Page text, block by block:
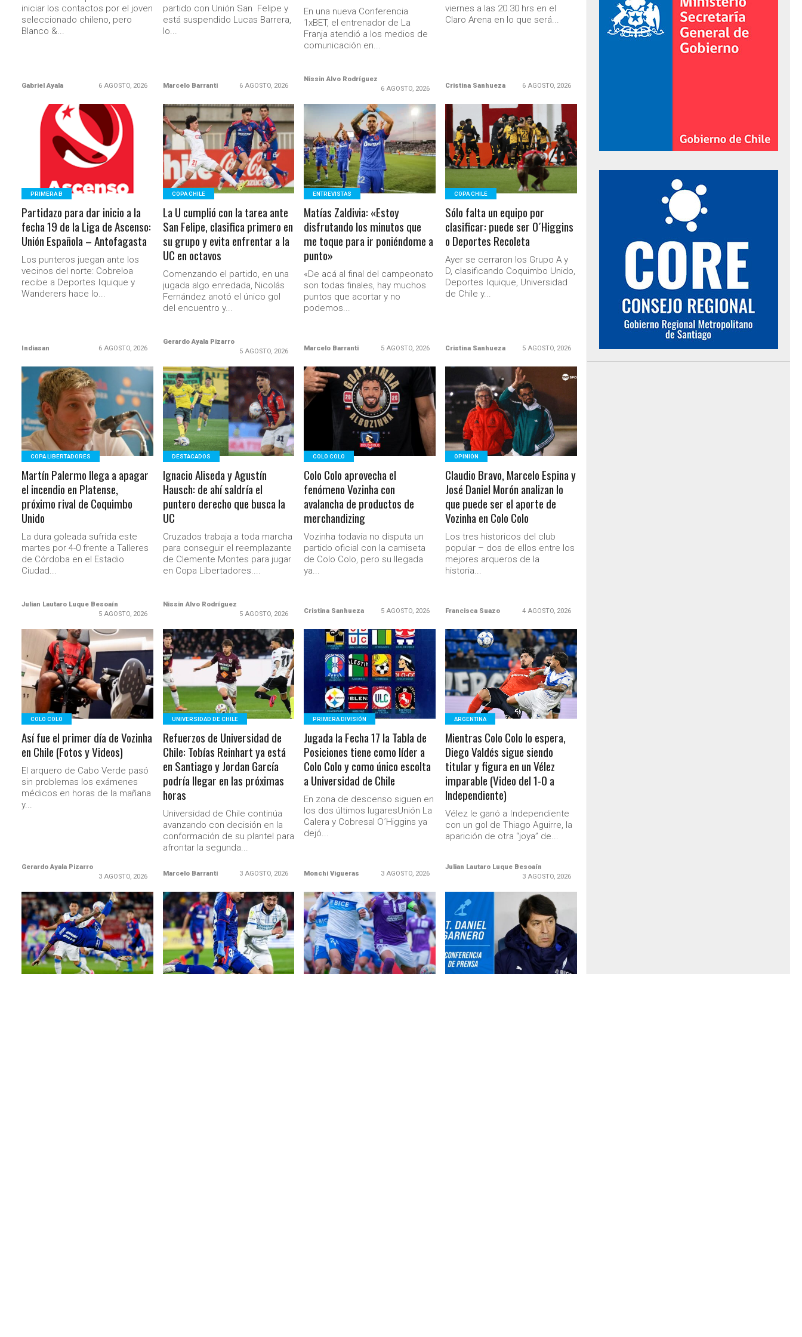
iniciar los contactos por el joven
seleccionado chileno, pero
Blanco &...
Gabriel Ayala 6 AGOSTO, 2026
partido con Unión San Felipe y
está suspendido Lucas Barrera,
lo...
Marcelo Barranti 6 AGOSTO, 2026
En una nueva Conferencia
1xBET, el entrenador de La
Franja atendió a los medios de
comunicación en...
Nissin Alvo Rodríguez
6 AGOSTO, 2026
viernes a las 20.30 hrs en el
Claro Arena en lo que será...
Cristina Sanhueza 6 AGOSTO, 2026
LEER MÁS
PRIMERA B
Partidazo para dar inicio a la
fecha 19 de la Liga de Ascenso:
Unión Española – Antofagasta
Los punteros juegan ante los
vecinos del norte: Cobreloa
recibe a Deportes Iquique y
Wanderers hace lo...
Indiasan 6 AGOSTO, 2026
LEER MÁS
COPA CHILE
La U cumplió con la tarea ante
San Felipe, clasifica primero en
su grupo y evita enfrentar a la
UC en octavos
Comenzando el partido, en una
jugada algo enredada, Nicolás
Fernández anotó el único gol
del encuentro y...
Gerardo Ayala Pizarro
5 AGOSTO, 2026
LEER MÁS
ENTREVISTAS
Matías Zaldivia: «Estoy
disfrutando los minutos que
me toque para ir poniéndome a
punto»
«De acá al final del campeonato
son todas finales, hay muchos
puntos que acortar y no
podemos...
Marcelo Barranti 5 AGOSTO, 2026
LEER MÁS
COPA CHILE
Sólo falta un equipo por
clasificar: puede ser O´Higgins
o Deportes Recoleta
Ayer se cerraron los Grupo A y
D, clasificando Coquimbo Unido,
Deportes Iquique, Universidad
de Chile y...
Cristina Sanhueza 5 AGOSTO, 2026
LEER MÁS
COPA LIBERTADORES
Martín Palermo llega a apagar
el incendio en Platense,
próximo rival de Coquimbo
Unido
La dura goleada sufrida este
martes por 4-0 frente a Talleres
de Córdoba en el Estadio
Ciudad...
Julian Lautaro Luque Besoaín
5 AGOSTO, 2026
LEER MÁS
DESTACADOS
Ignacio Aliseda y Agustín
Hausch: de ahí saldría el
puntero derecho que busca la
UC
Cruzados trabaja a toda marcha
para conseguir el reemplazante
de Clemente Montes para jugar
en Copa Libertadores....
Nissin Alvo Rodríguez
5 AGOSTO, 2026
LEER MÁS
COLO COLO
Colo Colo aprovecha el
fenómeno Vozinha con
avalancha de productos de
merchandizing
Vozinha todavía no disputa un
partido oficial con la camiseta
de Colo Colo, pero su llegada
ya...
Cristina Sanhueza 5 AGOSTO, 2026
LEER MÁS
OPINIÓN
Claudio Bravo, Marcelo Espina y
José Daniel Morón analizan lo
que puede ser el aporte de
Vozinha en Colo Colo
Los tres historicos del club
popular – dos de ellos entre los
mejores arqueros de la
historia...
Francisca Suazo 4 AGOSTO, 2026
LEER MÁS
COLO COLO
Así fue el primer día de Vozinha
en Chile (Fotos y Videos)
El arquero de Cabo Verde pasó
sin problemas los exámenes
médicos en horas de la mañana
y...
Gerardo Ayala Pizarro
3 AGOSTO, 2026
LEER MÁS
UNIVERSIDAD DE CHILE
Refuerzos de Universidad de
Chile: Tobías Reinhart ya está
en Santiago y Jordan García
podría llegar en las próximas
horas
Universidad de Chile continúa
avanzando con decisión en la
conformación de su plantel para
afrontar la segunda...
Marcelo Barranti 3 AGOSTO, 2026
LEER MÁS
PRIMERA DIVISIÓN
Jugada la Fecha 17 la Tabla de
Posiciones tiene como líder a
Colo Colo y como único escolta
a Universidad de Chile
En zona de descenso siguen en
los dos últimos lugaresUnión La
Calera y Cobresal O´Higgins ya
dejó...
Monchi Vigueras 3 AGOSTO, 2026
LEER MÁS
ARGENTINA
Mientras Colo Colo lo espera,
Diego Valdés sigue siendo
titular y figura en un Vélez
imparable (Video del 1-0 a
Independiente)
Vélez le ganó a Independiente
con un gol de Thiago Aguirre, la
aparición de otra “joya” de...
Julian Lautaro Luque Besoaín
3 AGOSTO, 2026
LEER MÁS LEER MÁS LEER MÁS LEER MÁS
Ministerio Secretaría General de Gobierno